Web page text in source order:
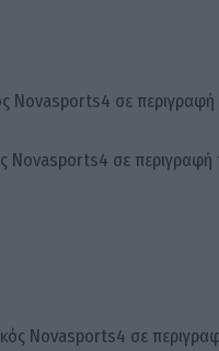
Novasports4 σε
Novasports4 σε περιγραφή
Novasports4 σε